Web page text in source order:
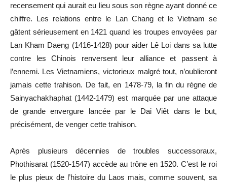
recensement qui aurait eu lieu sous son règne ayant donné ce
chiffre. Les relations entre le Lan Chang et le Vietnam se
gâtent sérieusement en 1421 quand les troupes envoyées par
Lan Kham Daeng (1416-1428) pour aider Lê Loi dans sa lutte
contre les Chinois renversent leur alliance et passent à
l’ennemi. Les Vietnamiens, victorieux malgré tout, n’oublieront
jamais cette trahison. De fait, en 1478-79, la fin du règne de
Sainyachakhaphat (1442-1479) est marquée par une attaque
de grande envergure lancée par le Dai Viêt dans le but,
précisément, de venger cette trahison.
Après plusieurs décennies de troubles successoraux,
Phothisarat (1520-1547) accède au trône en 1520. C’est le roi
le plus pieux de l’histoire du Laos mais, comme souvent, sa